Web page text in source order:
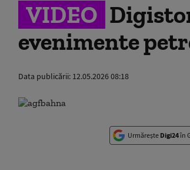
VIDEO
evenimente
Data publicării: 12.05.2026 08:18
Urmărește Digi24în